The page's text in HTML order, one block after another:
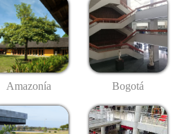
Amazonía Bogotá